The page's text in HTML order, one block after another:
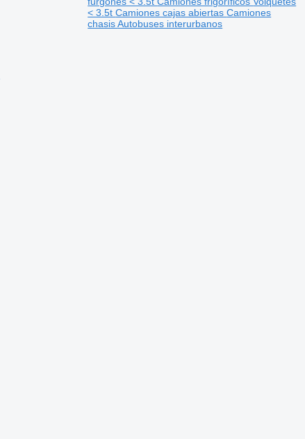
< 3.5tCamiones cajas abiertasCamiones
chasisAutobuses interurbanos